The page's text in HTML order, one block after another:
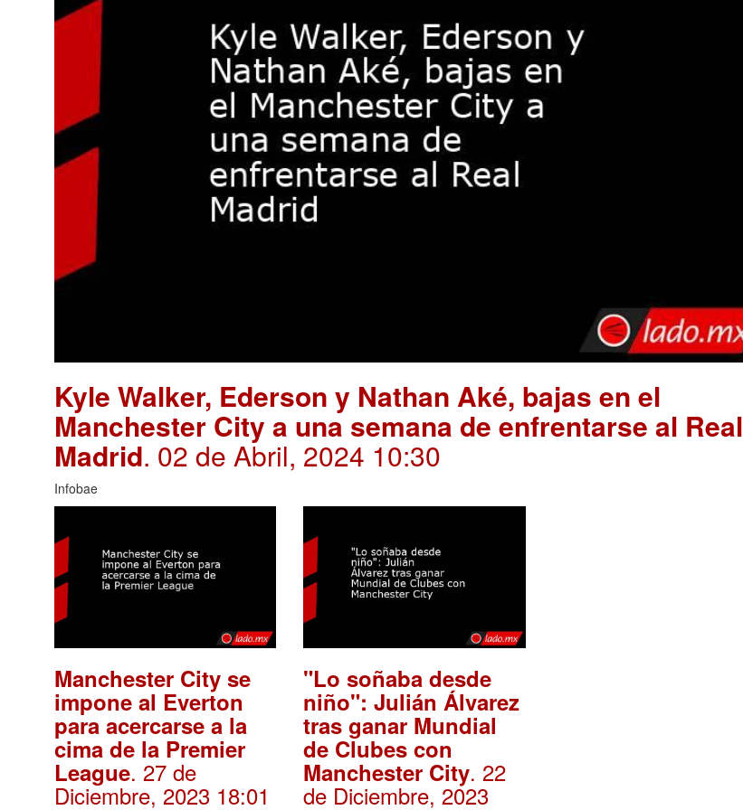
Kyle Walker, Ederson y Nathan Aké, bajas en el
Manchester City a una semana de enfrentarse al Real
Madrid. 02 de Abril, 2024 10:30
Infobae
Manchester City se
impone al Everton
para acercarse a la
cima de la Premier
League. 27 de
Diciembre, 2023 18:01
"Lo soñaba desde
niño": Julián Álvarez
tras ganar Mundial
de Clubes con
Manchester City. 22
de Diciembre, 2023